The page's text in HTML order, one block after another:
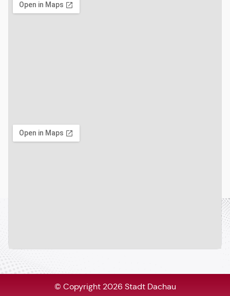
© Copyright 2026 Stadt Dachau